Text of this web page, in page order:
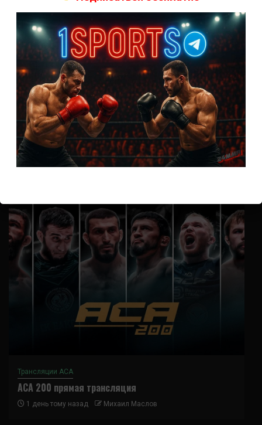
А как смотреть с ноутбука?
Анонимно кРасписание боев UFC
Кусок говна ты, существом даже нельзя ,такое как ты назвать!
АнонимнокКонор МакГрегор
УЧ
АнонимнокРэнди Браун — Николас Далби
не запускается ни один бой, реклама есть, а когда
заканчивается начинается загрузка видео длиною в жизнь.
Исправьте пожалуйста
Трансляции ACA
ACA 200 прямая трансляция
1 день тому назад Михаил Маслов